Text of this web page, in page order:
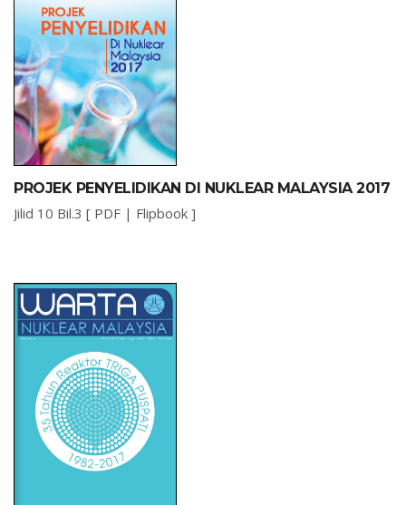
PROJEK PENYELIDIKAN DI NUKLEAR MALAYSIA 2017
Jilid 10 Bil.3 [ PDF | Flipbook ]